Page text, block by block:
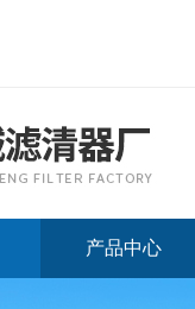
产品中心